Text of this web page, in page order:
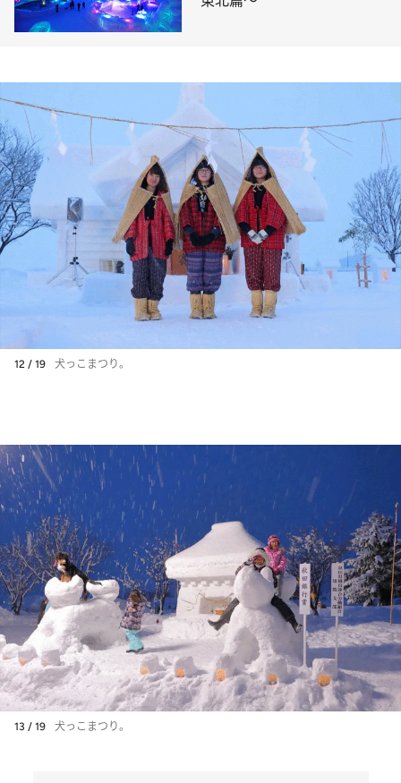
12 / 19 犬っこまつり。
13 / 19 犬っこまつり。